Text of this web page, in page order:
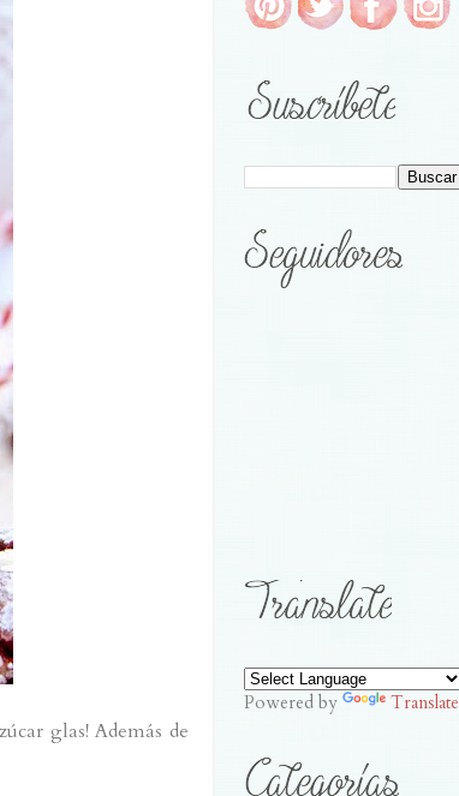
glas! Además de
Powered by Translate